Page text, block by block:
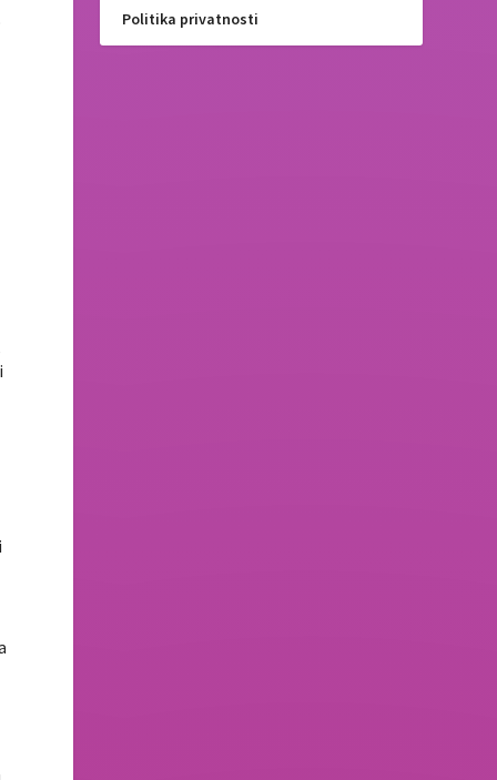
Politika privatnosti